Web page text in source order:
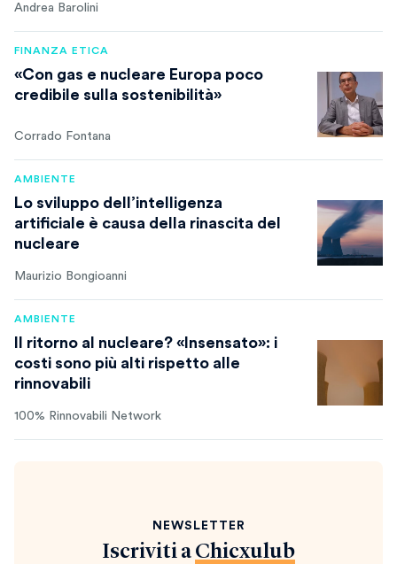
Andrea Barolini
FINANZA ETICA
«Con gas e nucleare Europa poco
credibile sulla sostenibilità»
Corrado Fontana
AMBIENTE
Lo sviluppo dell’intelligenza
artificiale è causa della rinascita del
nucleare
Maurizio Bongioanni
AMBIENTE
Il ritorno al nucleare? «Insensato»: i
costi sono più alti rispetto alle
rinnovabili
100% Rinnovabili Network
NEWSLETTER
Iscriviti a Chicxulub